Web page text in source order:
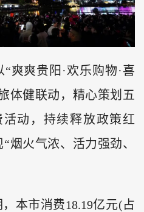
爽爽贵阳·欢乐购物·喜
体健联动，精心策划五
动，持续释放政策红
烟火气浓、活力强劲、
本市消费18.19亿元(占